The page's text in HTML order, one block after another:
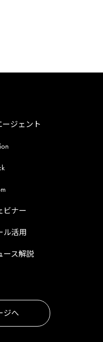
ージェント
ビナー
ル活用
ース解説
ジへ